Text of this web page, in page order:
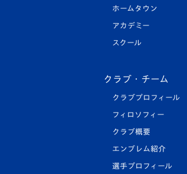
ホームタウン
アカデミー
スクール
クラブ・チーム
クラブプロフィール
フィロソフィー
クラブ概要
エンブレム紹介
選手プロフィール